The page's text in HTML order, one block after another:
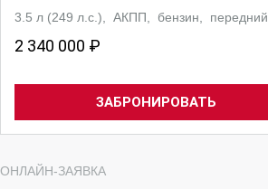
3.5 л (249 л.с.), АКПП, бензин, передний
2 340 000 ₽
ЗАБРОНИРОВАТЬ
ОНЛАЙН-ЗАЯВКА